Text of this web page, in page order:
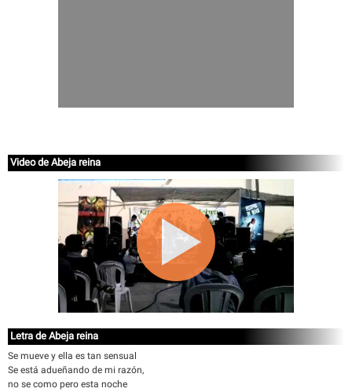
Video de Abeja reina
Letra de Abeja reina
Se mueve y ella es tan sensual
Se está adueñando de mi razón,
no se como pero esta noche